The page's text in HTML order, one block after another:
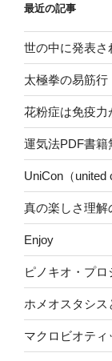
最近の記事
世の中に発表さ
太極拳の易筋行
花粉症は免疫
運気法PDF書籍
UniCon（united
真の楽しさ理解
Enjoy
ピノキオ・プロ
ホメオスタシ
マクロビオティ